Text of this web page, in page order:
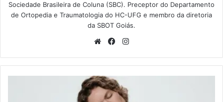
Sociedade Brasileira de Coluna (SBC). Preceptor do Departamento
de Ortopedia e Traumatologia do HC-UFG e membro da diretoria
da SBOT Goiás.
WebsiteFacebook